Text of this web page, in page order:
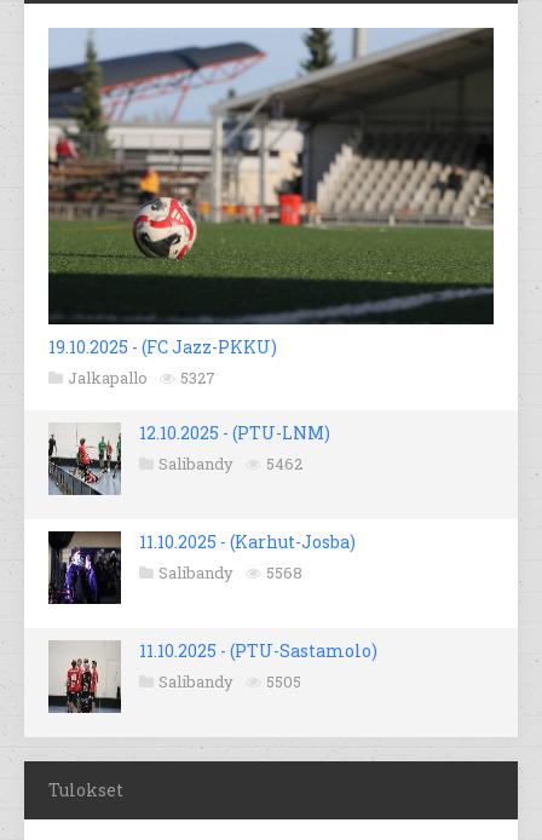
19.10.2025 - (FC Jazz-PKKU)
Jalkapallo 5327
12.10.2025 - (PTU-LNM)
Salibandy 5462
11.10.2025 - (Karhut-Josba)
Salibandy 5568
11.10.2025 - (PTU-Sastamolo)
Salibandy 5505
Tulokset